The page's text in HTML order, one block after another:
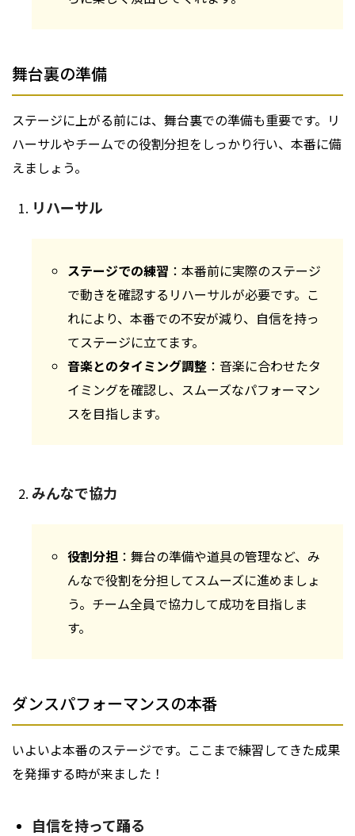
舞台裏の準備
ステージに上がる前には、舞台裏での準備も重要です。リ
ハーサルやチームでの役割分担をしっかり行い、本番に備
えましょう。
リハーサル
ステージでの練習 ：本番前に実際のステージ
で動きを確認するリハーサルが必要です。こ
れにより、本番での不安が減り、自信を持っ
てステージに立てます。
音楽とのタイミング調整 ：音楽に合わせたタ
イミングを確認し、スムーズなパフォーマン
スを目指します。
みんなで協力
役割分担 ：舞台の準備や道具の管理など、み
んなで役割を分担してスムーズに進めましょ
う。チーム全員で協力して成功を目指しま
す。
ダンスパフォーマンスの本番
いよいよ本番のステージです。ここまで練習してきた成果
を発揮する時が来ました！
自信を持って踊る